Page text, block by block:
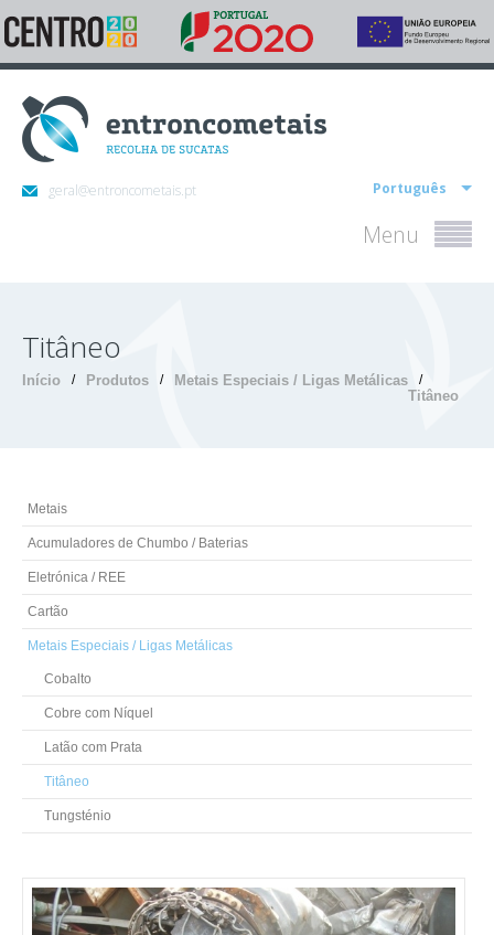
geral@entroncometais.pt Português
Menu
Titâneo
Início / Produtos / Metais Especiais / Ligas Metálicas /
Titâneo
Metais
Acumuladores de Chumbo / Baterias
Eletrónica / REE
Cartão
Metais Especiais / Ligas Metálicas
Cobalto
Cobre com Níquel
Latão com Prata
Titâneo
Tungsténio